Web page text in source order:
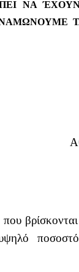
ΝΑ
υψηλό